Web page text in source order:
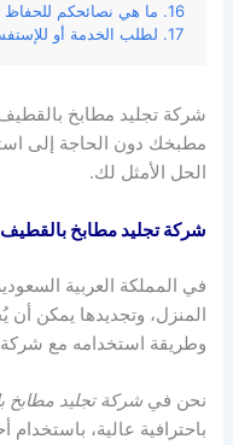
ما هي نصائحكم للحفاظ
لطلب الخدمة أو
شركة تجليد مطابخ
مطبخك دون الحاجة إلى
الحل الأمثل لك.
شركة تجليد مطابخ بالقطيف
في المملكة العربية
المنزل، وتجديدها يمكن
وطريقة استخدامه مع
نحن فيشركة تجليد مطابخ
باحترافية عالية،